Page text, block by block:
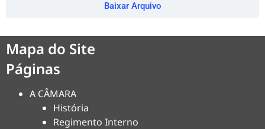
Baixar Arquivo
Mapa do Site
Páginas
A CÂMARA
História
Regimento Interno